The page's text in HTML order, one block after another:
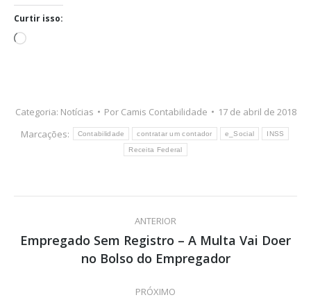
Curtir isso:
Carregando...
Categoria: Notícias Por Camis Contabilidade
17 de abril de 2018
Marcações:
Contabilidade contratar um contador e_Social INSS
Receita Federal
Navegação
de
ANTERIOR
Post
anterior:
Empregado Sem Registro – A Multa Vai Doer
no Bolso do Empregador
PRÓXIMO